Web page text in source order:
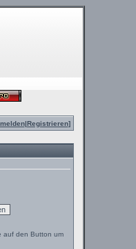
|Registrieren]
auf den Button um